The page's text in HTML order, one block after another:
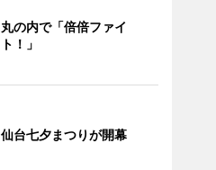
丸の内で「倍倍ファイ
ト！」
仙台七夕まつりが開幕